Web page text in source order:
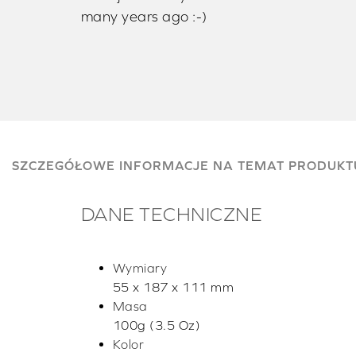
many years ago :-)
SZCZEGÓŁOWE INFORMACJE NA TEMAT
DANE TECHNICZNE
Wymiary
55 x 187 x 111 mm
Masa
100g (3.5 Oz)
Kolor